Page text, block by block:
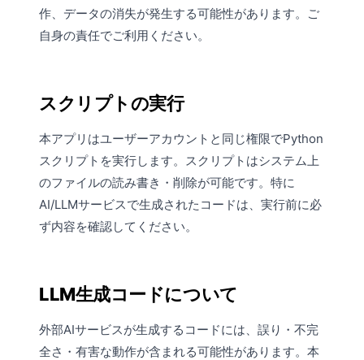
作、データの消失が発生する可能性があります。ご
自身の責任でご利用ください。
スクリプトの実行
本アプリはユーザーアカウントと同じ権限でPython
スクリプトを実行します。スクリプトはシステム上
のファイルの読み書き・削除が可能です。特に
AI/LLMサービスで生成されたコードは、実行前に必
ず内容を確認してください。
LLM生成コードについて
外部AIサービスが生成するコードには、誤り・不完
全さ・有害な動作が含まれる可能性があります。本